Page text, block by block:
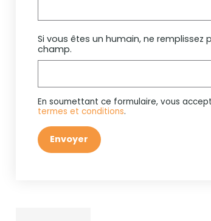
Si vous êtes un humain, ne remplissez
champ.
En soumettant ce formulaire, vous
termes et conditions.
Envoyer